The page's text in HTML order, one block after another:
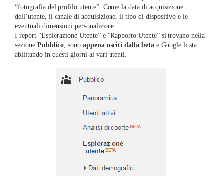
“fotografia del profilo utente”. Come la data di acquisizione
dell’utente, il canale di acquisizione, il tipo di dispositivo e le
eventuali dimensioni personalizzate.
I report “Esplorazione Utente” e “Rapporto Utente” si trovano nella
sezione Pubblico, sono appena usciti dalla beta e Google li sta
abilitando in questi giorni ai vari utenti.